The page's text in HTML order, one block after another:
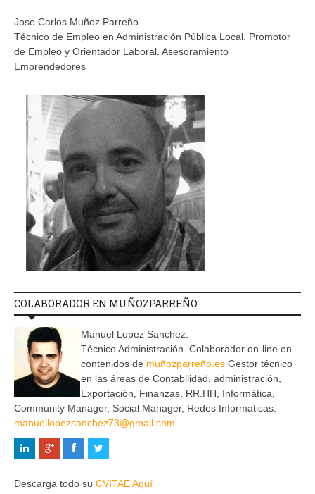
Jose Carlos Muñoz Parreño
Técnico de Empleo en Administración Pública Local. Promotor
de Empleo y Orientador Laboral. Asesoramiento
Emprendedores
COLABORADOR EN MUÑOZPARREÑO
Manuel Lopez Sanchez.
Técnico Administración. Colaborador on-line en
contenidos de muñozparreño.es Gestor técnico
en las áreas de Contabilidad, administración,
Exportación, Finanzas, RR.HH, Informática,
Community Manager, Social Manager, Redes Informaticas.
manuellopezsanchez73@gmail.com
Descarga todo su CVITAE Aquí